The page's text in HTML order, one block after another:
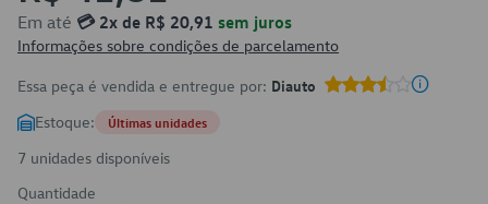
Em até 💳 2x de R$ 20,91 sem juros
Informações sobre condições de parcelamento
Essa peça é vendida e entregue por: Diauto
Estoque: Últimas unidades
7 unidades disponíveis
Quantidade